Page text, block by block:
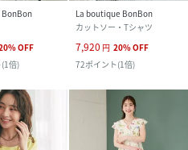
%OFF
(1倍)
La boutique BonBon
カットソー・Tシャツ
7,920 円 20%OFF
72ポイント(1倍)